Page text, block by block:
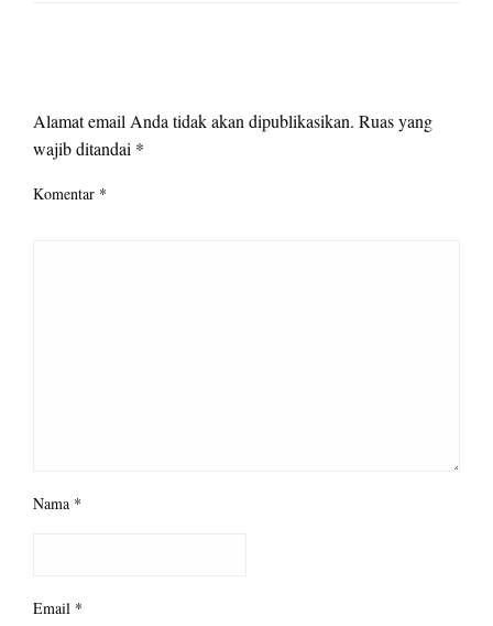
Alamat email Anda tidak akan dipublikasikan. Ruas yang
wajib ditandai *
Komentar *
Nama *
Email *